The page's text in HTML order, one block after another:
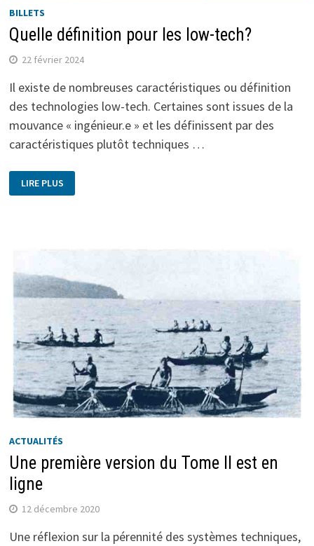
BILLETS
Quelle définition pour les low-tech?
22 février 2024
Il existe de nombreuses caractéristiques ou définition
des technologies low-tech. Certaines sont issues de la
mouvance « ingénieur.e » et les définissent par des
caractéristiques plutôt techniques …
LIRE PLUS
ACTUALITÉS
Une première version du Tome II est en
ligne
12 décembre 2020
Une réflexion sur la pérennité des systèmes techniques,